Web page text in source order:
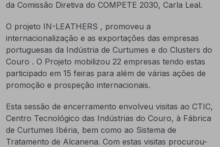
da Comissão Diretiva do COMPETE 2030, Carla Leal.
O projeto IN-LEATHERS , promoveu a
internacionalização e as exportações das empresas
portuguesas da Indústria de Curtumes e do Clusters do
Couro . O Projeto mobilizou 22 empresas tendo estas
participado em 15 feiras para além de várias ações de
promoção e prospeção internacionais.
Esta sessão de encerramento envolveu visitas ao CTIC,
Centro Tecnológico das Indústrias do Couro, à Fábrica
de Curtumes Ibéria, bem como ao Sistema de
Tratamento de Alcanena. Com estas visitas procurou-